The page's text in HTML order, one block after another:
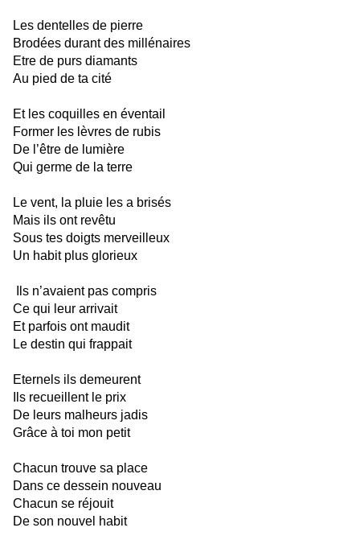
Les dentelles de pierre
Brodées durant des millénaires
Etre de purs diamants
Au pied de ta cité
Et les coquilles en éventail
Former les lèvres de rubis
De l’être de lumière
Qui germe de la terre
Le vent, la pluie les a brisés
Mais ils ont revêtu
Sous tes doigts merveilleux
Un habit plus glorieux
Ils n’avaient pas compris
Ce qui leur arrivait
Et parfois ont maudit
Le destin qui frappait
Eternels ils demeurent
Ils recueillent le prix
De leurs malheurs jadis
Grâce à toi mon petit
Chacun trouve sa place
Dans ce dessein nouveau
Chacun se réjouit
De son nouvel habit